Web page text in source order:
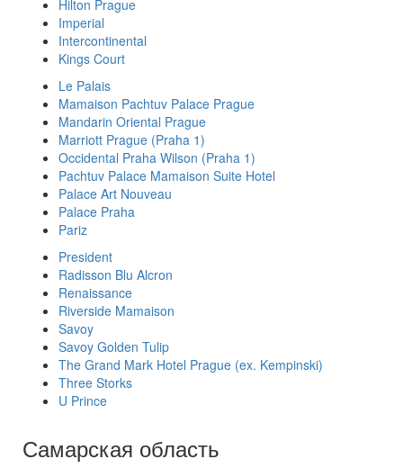
Hilton Prague
Imperial
Intercontinental
Kings Court
Le Palais
Mamaison Pachtuv Palace Prague
Mandarin Oriental Prague
Marriott Prague (Praha 1)
Occidental Praha Wilson (Praha 1)
Pachtuv Palace Mamaison Suite Hotel
Palace Art Nouveau
Palace Praha
Pariz
President
Radisson Blu Alcron
Renaissance
Riverside Mamaison
Savoy
Savoy Golden Tulip
The Grand Mark Hotel Prague (ex. Kempinski)
Three Storks
U Prince
Самарская область